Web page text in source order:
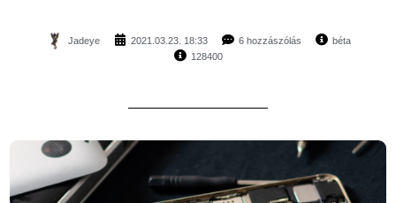
Jadeye 2021.03.23. 18:33 6 hozzászólás
béta
128400